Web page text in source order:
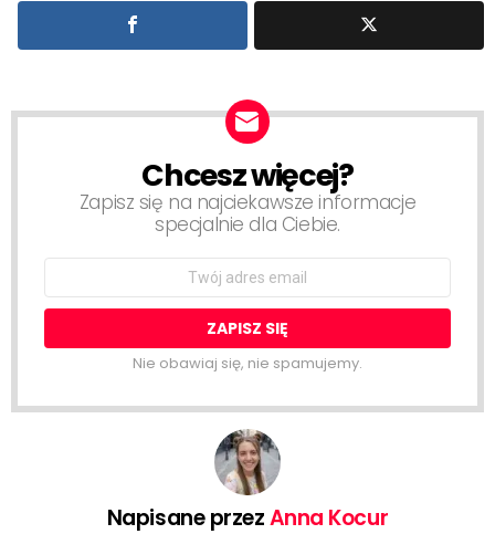
NEWSLETTERChcesz więcej?
Zapisz się na najciekawsze informacje
specjalnie dla Ciebie.
Email
Nie obawiaj się, nie spamujemy.
Napisane przezAnna Kocur